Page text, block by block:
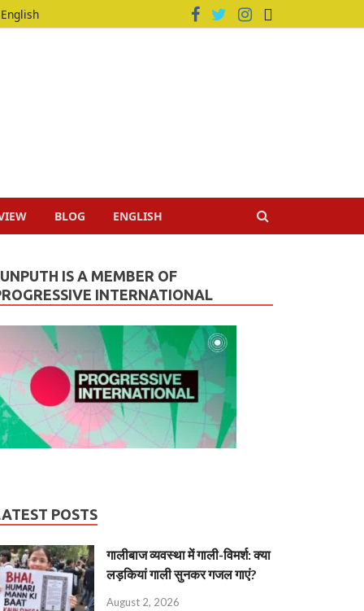
English
BLOG ENGLISH
IS A MEMBER OF
INTERNATIONAL
POSTS
गालीबाज व्‍यवस्‍था में गाली-विमर्श: क्या
लड़कियां गाली सुनकर गजल गाएं?
August 2, 2026